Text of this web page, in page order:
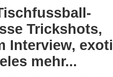
Trickshots,
Interview,
mehr...